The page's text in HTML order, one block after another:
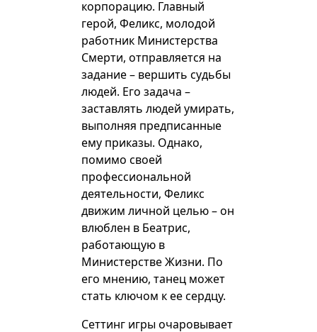
корпорацию. Главный
герой, Феликс, молодой
работник Министерства
Смерти, отправляется на
задание – вершить судьбы
людей. Его задача –
заставлять людей умирать,
выполняя предписанные
ему приказы. Однако,
помимо своей
профессиональной
деятельности, Феликс
движим личной целью – он
влюблен в Беатрис,
работающую в
Министерстве Жизни. По
его мнению, танец может
стать ключом к ее сердцу.
Сеттинг игры очаровывает